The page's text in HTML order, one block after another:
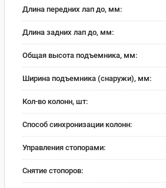
Длина передних лап до, мм:
Длина задних лап до, мм:
Общая высота подъемника, мм:
Ширина подъемника (снаружи), мм:
Кол-во колонн, шт:
Способ синхронизации колонн:
Управления стопорами:
Снятие стопоров: